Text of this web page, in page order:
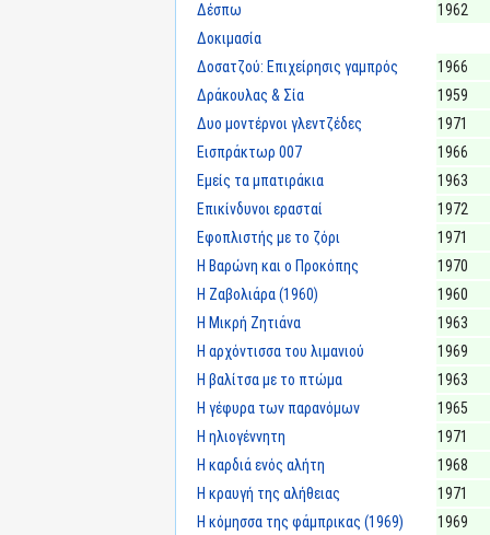
Δέσπω
1962
Δοκιμασία
Δοσατζού: Επιχείρησις γαμπρός
1966
Δράκουλας & Σία
1959
Δυο μοντέρνοι γλεντζέδες
1971
Εισπράκτωρ 007
1966
Εμείς τα μπατιράκια
1963
Επικίνδυνοι ερασταί
1972
Εφοπλιστής με το ζόρι
1971
Η Βαρώνη και ο Προκόπης
1970
Η Ζαβολιάρα (1960)
1960
Η Μικρή Ζητιάνα
1963
Η αρχόντισσα του λιμανιού
1969
Η βαλίτσα με το πτώμα
1963
Η γέφυρα των παρανόμων
1965
Η ηλιογέννητη
1971
Η καρδιά ενός αλήτη
1968
Η κραυγή της αλήθειας
1971
Η κόμησσα της φάμπρικας (1969)
1969